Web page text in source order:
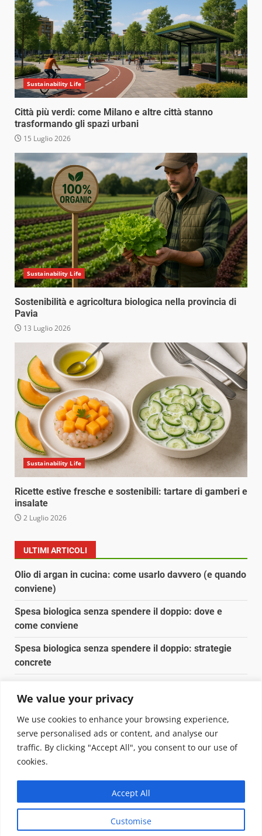
We value your privacy
We use cookies to enhance your browsing experience,
serve personalised ads or content, and analyse our
traffic. By clicking "Accept All", you consent to our use of
cookies.
Customise
Accept All
Sustainability Life
Città più verdi: come Milano e altre città stanno
trasformando gli spazi urbani
15 Luglio 2026
Sustainability Life
Sostenibilità e agricoltura biologica nella provincia di
Pavia
13 Luglio 2026
Sustainability Life
Ricette estive fresche e sostenibili: tartare di gamberi e
insalate
2 Luglio 2026
ULTIMI ARTICOLI
Olio di argan in cucina: come usarlo davvero (e quando
conviene)
Spesa biologica senza spendere il doppio: dove e
come conviene
Spesa biologica senza spendere il doppio: strategie
concrete
Pulizia naturale della casa: 3 ingredienti che
sostituiscono 10 prodotti chimici
Copyright © 2025 Biopianeta.it proprietà di Jws Media
Questo blog non è una testata giornalistica, in quanto
viene aggiornato senza alcuna periodicità. Non può
pertanto considerarsi un prodotto editoriale ai sensi
della legge n. 62 del 07.03.2001|DarkNewsvon AF